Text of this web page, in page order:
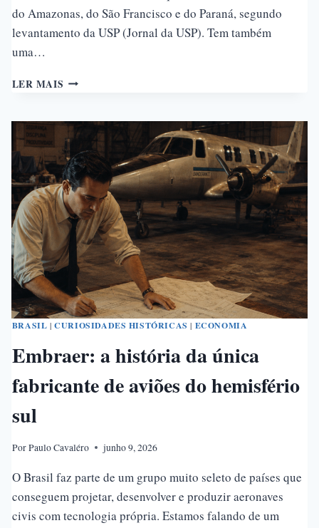
do Amazonas, do São Francisco e do Paraná, segundo
levantamento da USP (Jornal da USP). Tem também
uma…
LER MAIS POR
BRASIL
CONTINUA
TRAVADO
BRASIL |CURIOSIDADES HISTÓRICAS | ECONOMIA
Embraer: a história da única
fabricante de aviões do hemisfério
sul
PorPaulo Cavaléro junho 9, 2026
O Brasil faz parte de um grupo muito seleto de países que
conseguem projetar, desenvolver e produzir aeronaves
civis com tecnologia própria. Estamos falando de um